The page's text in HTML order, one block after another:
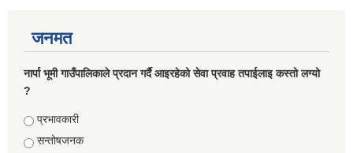
जनमत
नार्पा भूमी गाउँपालिकाले प्रदान गर्दै आइरहेको सेवा प्रवाह तपाईलाइ कस्तो लग्यो
?
Choices
प्रभावकारी
सन्तोषजनक